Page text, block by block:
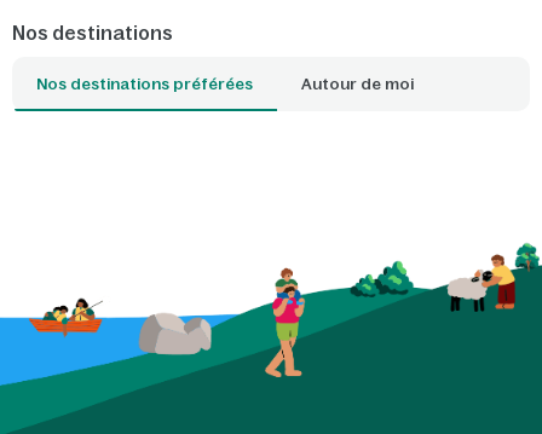
votre salon ou votre
naissent les plus
de soirées simples
ensemble, hors
Nos destinations
Nos destinations préférées Autour de moi